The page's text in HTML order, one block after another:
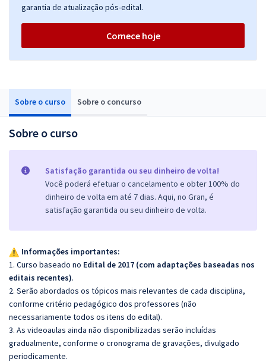
Sobre o curso Sobre o concurso
Sobre o curso
Satisfação garantida ou seu dinheiro de volta!
Você poderá efetuar o cancelamento e obter 100% do
dinheiro de volta em até 7 dias. Aqui, no Gran, é
satisfação garantida ou seu dinheiro de volta.
Informações importantes:
1. Curso baseado no Edital de 2017 (com adaptações baseadas nos
editais recentes).
2. Serão abordados os tópicos mais relevantes de cada disciplina,
conforme critério pedagógico dos professores (não
necessariamente todos os itens do edital).
3. As videoaulas ainda não disponibilizadas serão incluídas
gradualmente, conforme o cronograma de gravações, divulgado
periodicamente.
garantia de atualização pós-edital.
Comece hoje